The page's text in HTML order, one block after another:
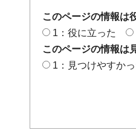
このページの情報は
1：役に立った
このページの情報は
1：見つけやすか